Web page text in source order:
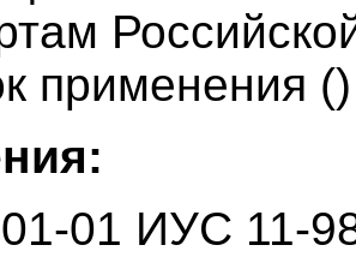
применения ()
01 ИУС 11-